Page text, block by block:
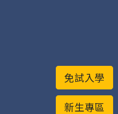
新生專區
免試入學